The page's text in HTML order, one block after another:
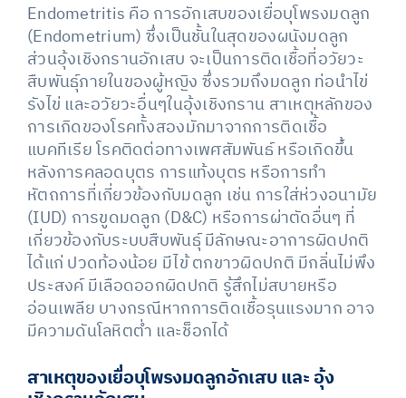
Endometritis คือ การอักเสบของเยื่อบุโพรงมดลูก
(Endometrium) ซึ่งเป็นชั้นในสุดของผนังมดลูก
ส่วนอุ้งเชิงกรานอักเสบ จะเป็นการติดเชื้อที่อวัยวะ
สืบพันธุ์ภายในของผู้หญิง ซึ่งรวมถึงมดลูก ท่อนำไข่
รังไข่ และอวัยวะอื่นๆในอุ้งเชิงกราน สาเหตุหลักของ
การเกิดของโรคทั้งสองมักมาจากการติดเชื้อ
แบคทีเรีย โรคติดต่อทางเพศสัมพันธ์ หรือเกิดขึ้น
หลังการคลอดบุตร การแท้งบุตร หรือการทำ
หัตถการที่เกี่ยวข้องกับมดลูก เช่น การใส่ห่วงอนามัย
(IUD) การขูดมดลูก (D&C) หรือการผ่าตัดอื่นๆ ที่
เกี่ยวข้องกับระบบสืบพันธุ์ มีลักษณะอาการผิดปกติ
ได้แก่ ปวดท้องน้อย มีไข้ ตกขาวผิดปกติ มีกลิ่นไม่พึง
ประสงค์ มีเลือดออกผิดปกติ รู้สึกไม่สบายหรือ
อ่อนเพลีย บางกรณีหากการติดเชื้อรุนแรงมาก อาจ
มีความดันโลหิตต่ำ และช็อกได้
สาเหตุของเยื่อบุโพรงมดลูกอักเสบ และ อุ้ง